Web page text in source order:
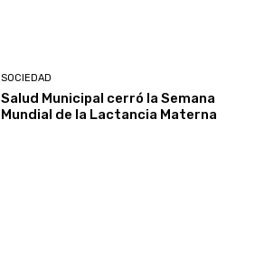
SOCIEDAD
Salud Municipal cerró la Semana
Mundial de la Lactancia Materna